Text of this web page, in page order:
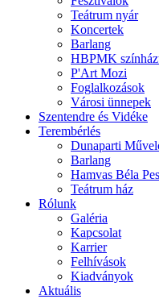
Teátrum nyár
Koncertek
Barlang
HBPMK
P'Art Mozi
Foglalkozások
Városi ünnepek
Szentendre és Vidéke
Terembérlés
Dunaparti
Barlang
Hamvas Béla
Teátrum ház
Rólunk
Galéria
Kapcsolat
Karrier
Felhívások
Kiadványok
Aktuális